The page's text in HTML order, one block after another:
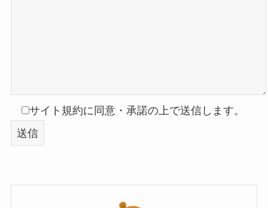
サイト規約に同意・承諾の上で送信します。